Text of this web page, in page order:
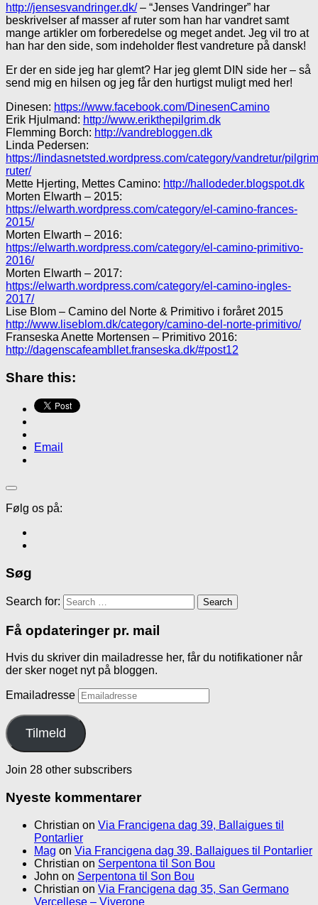
http://jensesvandringer.dk/– “Jenses Vandringer” har
beskrivelser af masser af ruter som han har vandret samt
mange artikler om forberedelse og meget andet. Jeg vil tro at
han har den side, som indeholder flest vandreture på dansk!
Er der en side jeg har glemt? Har jeg glemt DIN side her – så
send mig en hilsen og jeg får den hurtigst muligt med her!
Dinesen: https://www.facebook.com/DinesenCamino
Erik Hjulmand: http://www.erikthepilgrim.dk
Flemming Borch: http://vandrebloggen.dk
Linda Pedersen:
https://lindasnetsted.wordpress.com/category/vandretur/
ruter/
Mette Hjerting, Mettes Camino: http://hallodeder.blogspot.dk
Morten Elwarth – 2015:
https://elwarth.wordpress.com/category/el-camino-frances-
2015/
Morten Elwarth – 2016:
https://elwarth.wordpress.com/category/el-camino-primitivo-
2016/
Morten Elwarth – 2017:
https://elwarth.wordpress.com/category/el-camino-ingles-
2017/
Lise Blom – Camino del Norte & Primitivo i foråret 2015
http://www.liseblom.dk/category/camino-del-norte-primitivo/
Franseska Anette Mortensen – Primitivo 2016:
http://dagenscafeambllet.franseska.dk/#post12
Share this:
Email
Følg os på:
Søg
Search for:
Få opdateringer pr. mail
Hvis du skriver din mailadresse her, får du notifikationer når
der sker noget nyt på bloggen.
Emailadresse
Tilmeld
Join 28 other subscribers
Nyeste kommentarer
Christian on Via Francigena dag 39, Ballaigues til
Pontarlier
Mag on Via Francigena dag 39, Ballaigues til Pontarlier
Christian on Serpentona til Son Bou
John on Serpentona til Son Bou
Christian on Via Francigena dag 35, San Germano
Vercellese – Viverone